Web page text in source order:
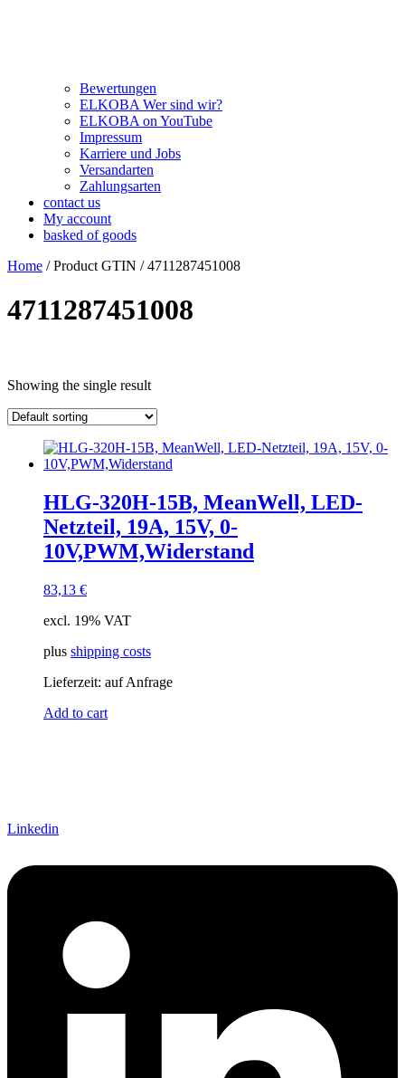
Bewertungen
ELKOBA Wer sind wir?
ELKOBA on YouTube
Impressum
Karriere und Jobs
Versandarten
Zahlungsarten
contact us
My account
basked of goods
Home / Product GTIN / 4711287451008
4711287451008
Kategorie
manufacturer
Lieferzeiten
In stock
output voltage
output current
connector input
Eingangsspannung
connector output
einstellbar
Showing the single result
HLG-320H-15B, MeanWell, LED-
Netzteil, 19A, 15V, 0-
10V,PWM,Widerstand
83,13 €
excl. 19% VAT
plus shipping costs
Lieferzeit: auf Anfrage
Add to cart
Linkedin